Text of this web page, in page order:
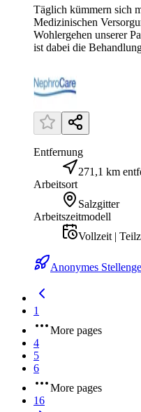
Täglich kümmern sich
Medizinischen
Wohlergehen unserer
ist dabei die
Entfernung
271,1 km
Arbeitsort
Salzgitter
Arbeitszeitmodell
Vollzeit |
Anonymes
1
More pages
4
5
6
More pages
16